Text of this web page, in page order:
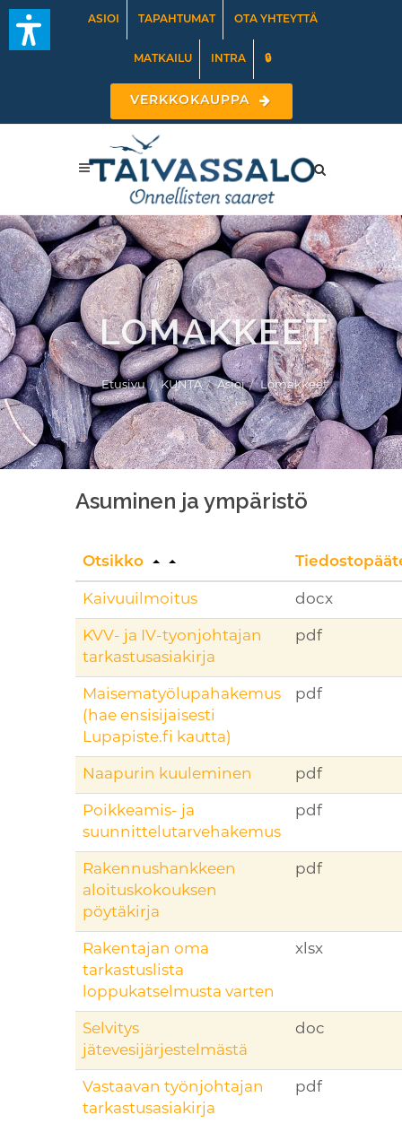
ASIOI TAPAHTUMAT OTA YHTEYTTÄ
MATKAILU INTRA 🔒
VERKKOKAUPPA
LOMAKKEET
Etusivu KUNTA Asioi Lomakkeet
Asuminen ja ympäristö
Otsikko
Kaivuuilmoitus docx
KVV- ja IV-tyonjohtajan
tarkastusasiakirja
pdf
Maisematyölupahakemus
(hae ensisijaisesti
Lupapiste.fi kautta)
pdf
Naapurin kuuleminen pdf
Poikkeamis- ja
suunnittelutarvehakemus
pdf
Rakennushankkeen
aloituskokouksen
pöytäkirja
pdf
Rakentajan oma
tarkastuslista
loppukatselmusta varten
xlsx
Selvitys
jätevesijärjestelmästä
doc
Vastaavan työnjohtajan
tarkastusasiakirja
pdf